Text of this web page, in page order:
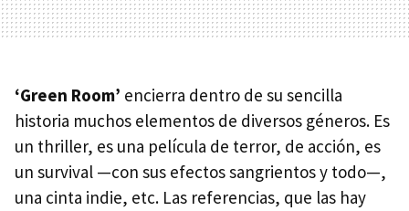
‘Green Room’ encierra dentro de su sencilla
historia muchos elementos de diversos géneros. Es
un thriller, es una película de terror, de acción, es
un survival —con sus efectos sangrientos y todo—,
una cinta indie, etc. Las referencias, que las hay